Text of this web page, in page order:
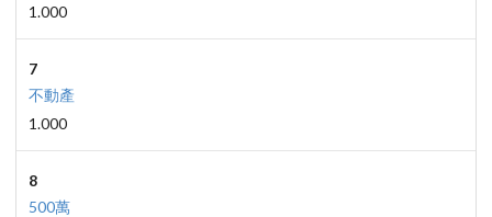
1.000
7
不動產
1.000
8
500萬